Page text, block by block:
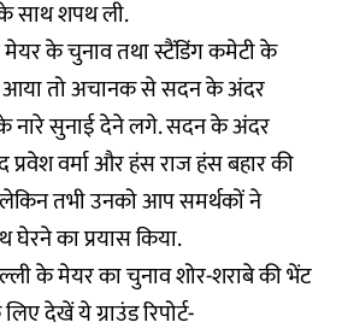
साथ शपथ ली.
के चुनाव तथा स्टैंडिंग कमेटी के
तो अचानक से सदन के अंदर
के नारे सुनाई देने लगे. सदन के अंदर
वर्मा और हंस राज हंस बहार की
तभी उनको आप समर्थकों ने
घेरने का प्रयास किया.
के मेयर का चुनाव शोर-शराबे की भेंट
देखें ये ग्राउंड रिपोर्ट-